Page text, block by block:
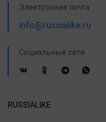
Электронная почта
info@russialike.ru
Социальные сети
RUSSIALIKE